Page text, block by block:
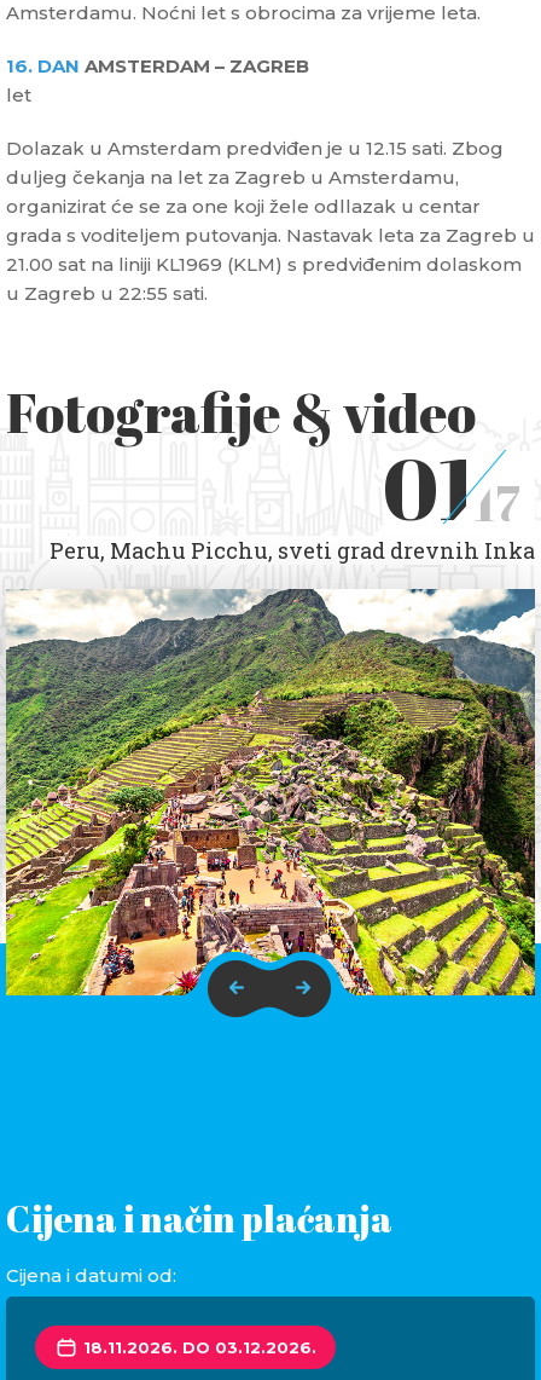
Amsterdamu. Noćni let s obrocima za vrijeme leta.
16. DAN AMSTERDAM – ZAGREB
let
Dolazak u Amsterdam predviđen je u 12.15 sati. Zbog
duljeg čekanja na let za Zagreb u Amsterdamu,
organizirat će se za one koji žele odllazak u centar
grada s voditeljem putovanja. Nastavak leta za Zagreb u
21.00 sat na liniji KL1969 (KLM) s predviđenim dolaskom
u Zagreb u 22:55 sati.
Fotografije & video
0117
Peru, Machu Picchu, sveti grad drevnih Inka
Cijena i način plaćanja
Cijena i datumi od:
18.11.2026. DO 03.12.2026.